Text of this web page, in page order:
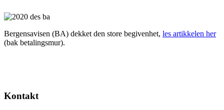
Bergensavisen (BA) dekket den store begivenhet, les artikkelen her
(bak betalingsmur).
Kontakt